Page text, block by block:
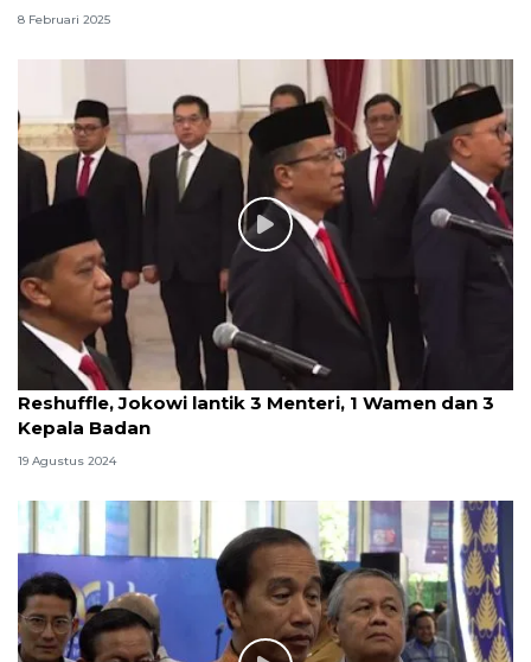
8 Februari 2025
Reshuffle, Jokowi lantik 3 Menteri, 1 Wamen dan 3
Kepala Badan
19 Agustus 2024